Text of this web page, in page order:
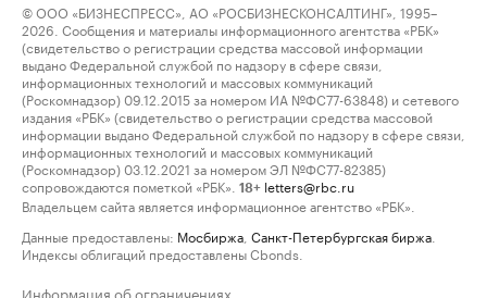
© ООО «БИЗНЕСПРЕСС», АО «РОСБИЗНЕСКОНСАЛТИНГ», 1995–
2026. Сообщения и материалы информационного агентства «РБК»
(свидетельство о регистрации средства массовой информации
выдано Федеральной службой по надзору в сфере связи,
информационных технологий и массовых коммуникаций
(Роскомнадзор) 09.12.2015 за номером ИА №ФС77-63848) и сетевого
издания «РБК» (свидетельство о регистрации средства массовой
информации выдано Федеральной службой по надзору в сфере связи,
информационных технологий и массовых коммуникаций
(Роскомнадзор) 03.12.2021 за номером ЭЛ №ФС77-82385)
сопровождаются пометкой «РБК».
18+ letters@rbc.ru
Владельцем сайта является информационное агентство «РБК».
Данные предоставлены: Мосбиржа Санкт-Петербургская биржа
Индексы облигаций предоставлены Cbonds.
Информация об ограничениях